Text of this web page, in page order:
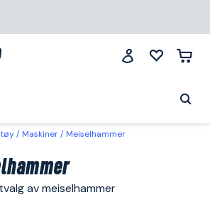
Maskiner Meiselhammer
av meiselhammer